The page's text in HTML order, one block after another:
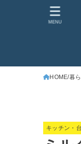
MENU
HOME 暮
キッチン・